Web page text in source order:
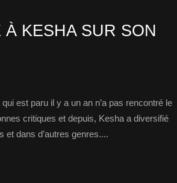
À KESHA SUR SON
est paru il y a un an n’a pas rencontré le
critiques et depuis, Kesha a diversifié
et dans d’autres genres....